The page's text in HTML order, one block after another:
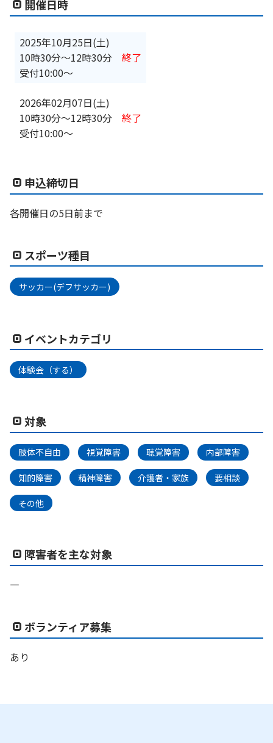
開催日時
2025年10月25日(土)
10時30分〜12時30分
受付10:00～
終了
2026年02月07日(土)
10時30分〜12時30分
受付10:00～
終了
申込締切日
各開催日の5日前まで
スポーツ種目
サッカー(デフサッカー)
イベントカテゴリ
体験会（する）
対象
肢体不自由 視覚障害 聴覚障害 内部障害
知的障害 精神障害 介護者・家族 要相談
その他
障害者を主な対象
―
ボランティア募集
あり